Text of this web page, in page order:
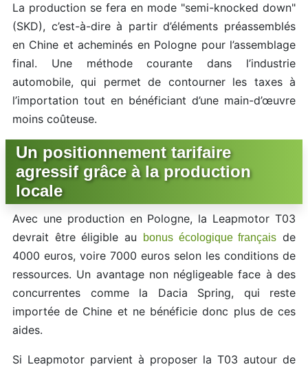
La production se fera en mode "semi-knocked down"
(SKD), c’est-à-dire à partir d’éléments préassemblés
en Chine et acheminés en Pologne pour l’assemblage
final. Une méthode courante dans l’industrie
automobile, qui permet de contourner les taxes à
l’importation tout en bénéficiant d’une main-d’œuvre
moins coûteuse.
Un positionnement tarifaire
agressif grâce à la production
locale
Avec une production en Pologne, la Leapmotor T03
devrait être éligible au
bonus écologique français de
4000 euros, voire 7000 euros selon les conditions de
ressources. Un avantage non négligeable face à des
concurrentes comme la Dacia Spring, qui reste
importée de Chine et ne bénéficie donc plus de ces
aides.
Si Leapmotor parvient à proposer la T03 autour de